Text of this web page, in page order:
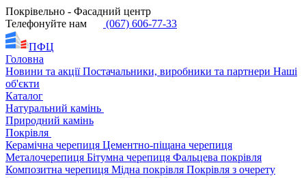
Покрівельно - Фасадний центр
Телефонуйте нам
(067) 606-77-33
ПФЦ
Головна
Новини та акціїПостачальники, виробники та партнери Наші
об'єкти
Каталог
Натуральний камінь
Природний камінь
Покрівля
Керамічна черепиця Цементно-піщана черепиця
Металочерепиця Бітумна черепиця Фальцева покрівля
Композитна черепиця Мідна покрівля Покрівля з очерету